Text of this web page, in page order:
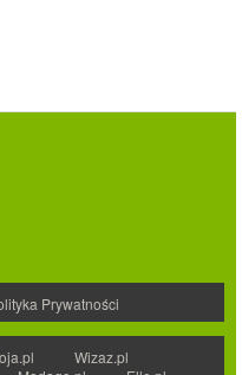
Prywatności
Wizaz.pl